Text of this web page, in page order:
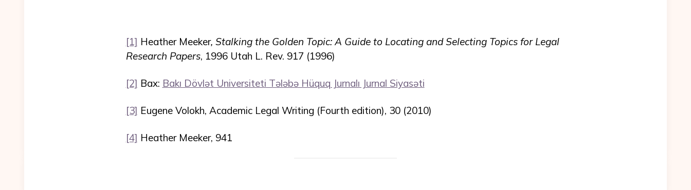
[1] Heather Meeker, Stalking the Golden Topic: A Guide to Locating and Selecting Topics for Legal
Research Papers, 1996 Utah L. Rev. 917 (1996)
[2] Bax: Bakı Dövlət Universiteti Tələbə Hüquq Jurnalı Jurnal Siyasəti
[3] Eugene Volokh, Academic Legal Writing (Fourth edition), 30 (2010)
[4] Heather Meeker, 941